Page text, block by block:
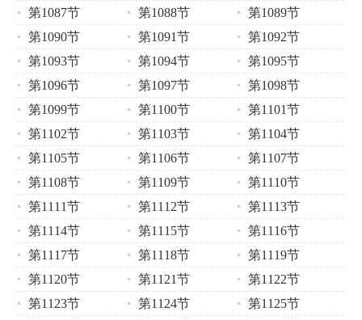
第1087节 第1088节
第1089节
第1090节
第1091节
第1092节
第1093节
第1094节
第1095节
第1096节
第1097节
第1098节
第1099节
第1100节
第1101节
第1102节
第1103节
第1104节
第1105节
第1106节
第1107节
第1108节
第1109节
第1110节
第1111节
第1112节
第1113节
第1114节
第1115节
第1116节
第1117节
第1118节
第1119节
第1120节
第1121节
第1122节
第1123节
第1124节
第1125节